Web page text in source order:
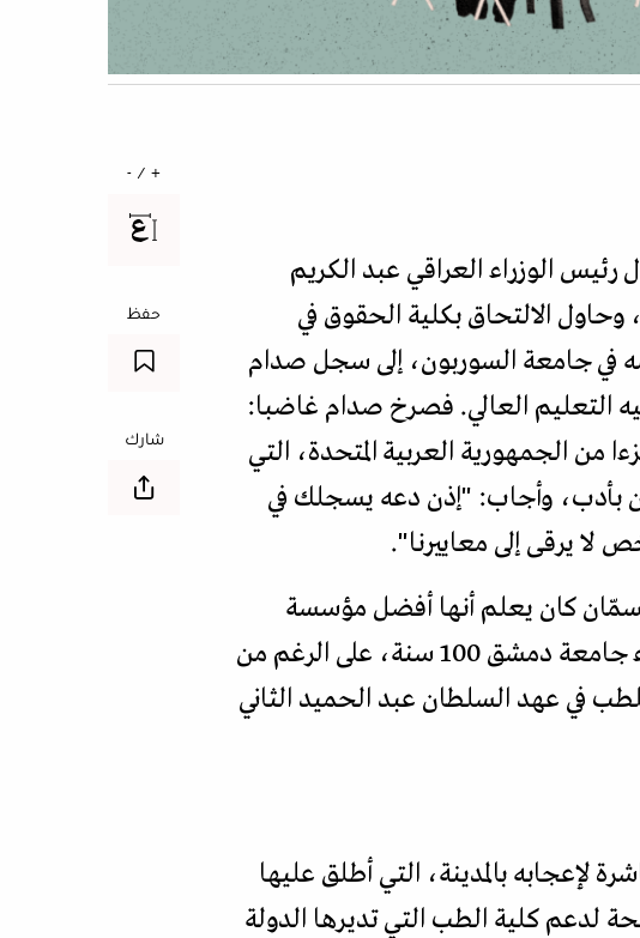
الوزراء العراقي عبد الكريم
وحاول الالتحاق بكلية الحقوق في
في جامعة السوربون، إلى سجل صدام
التعليم العالي. فصرخ صدام غاضبا:
من الجمهورية العربية المتحدة، التي
بأدب، وأجاب: "إذن دعه يسجلك في
يرقى إلى معاييرنا".
عاما فحسب، لكن أحمد السمّان كان يعلم أنها أفضل مؤسسة
باللغة العربية للتعليم العالي في الشرق الأوسط. هذا العام، مضى على إنشاء جامعة دمشق 100 سنة، على الرغم من
في عهد السلطان عبد الحميد الثاني
لإعجابه بالمدينة، التي أطلق عليها
لدعم كلية الطب التي تديرها الدولة
+ / -
حفظ
شارك